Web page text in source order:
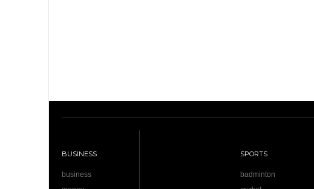
BUSINESS
business
SPORTS
badminton